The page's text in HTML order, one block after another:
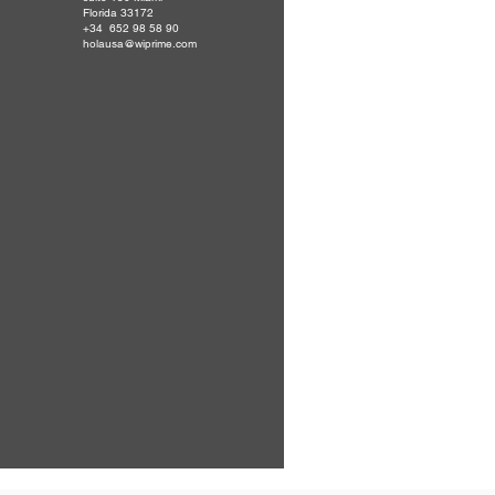
Florida 33172
+34 652 98 58 90
holausa@wiprime.com